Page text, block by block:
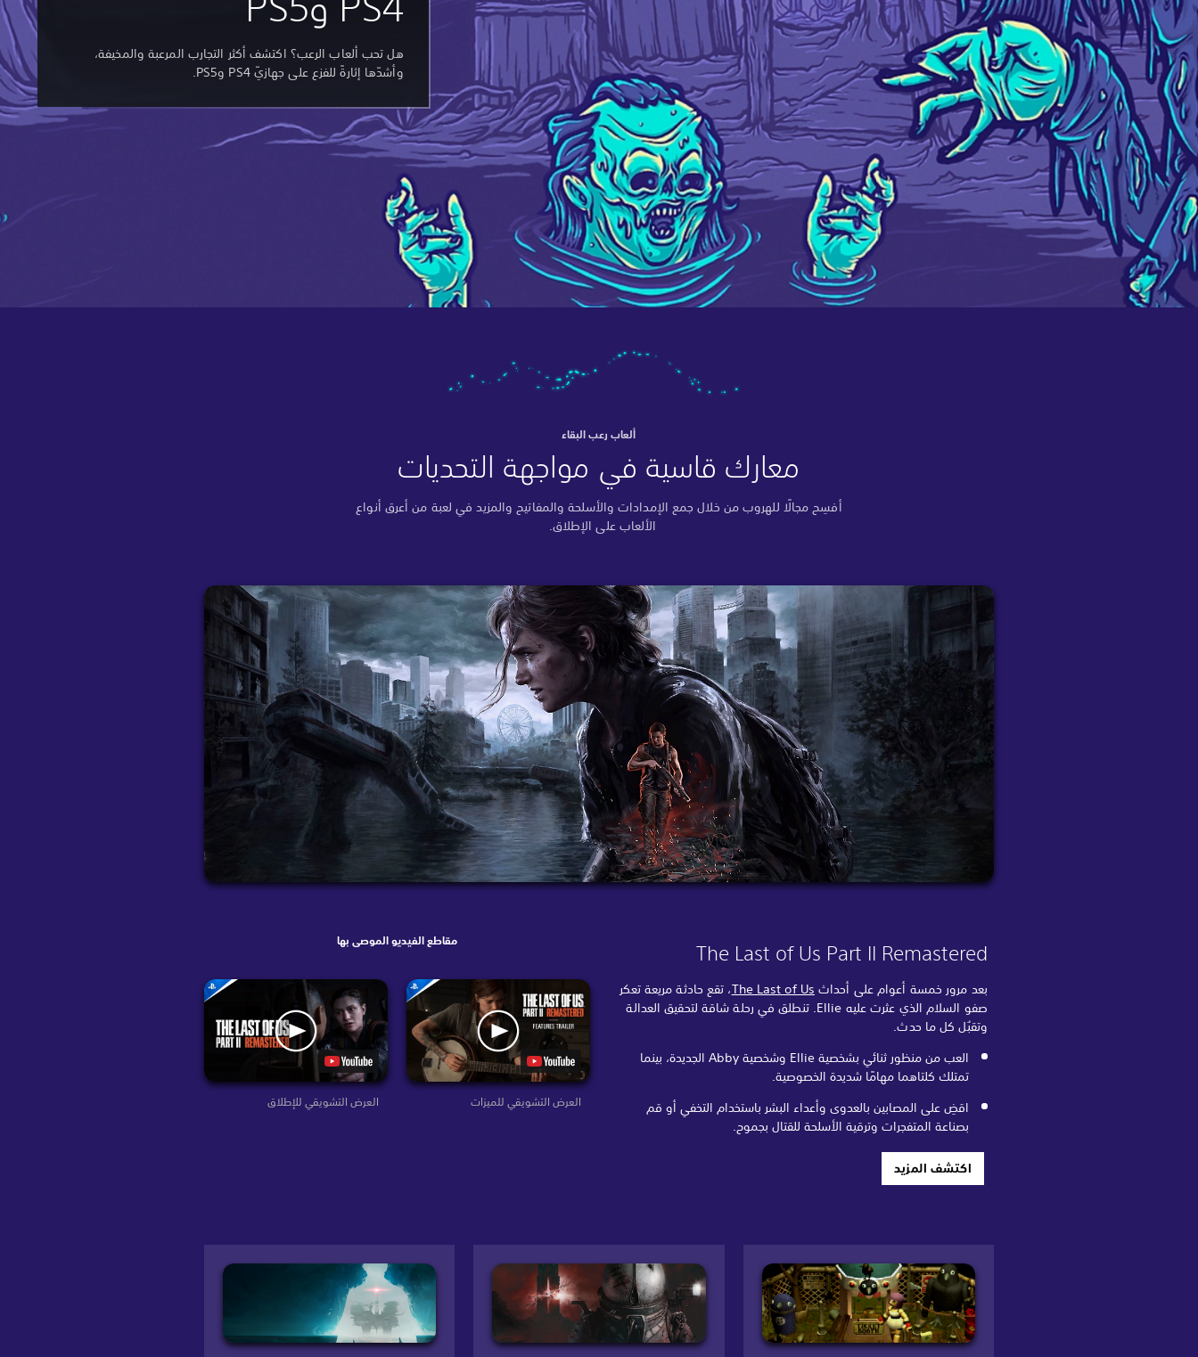
هل تحب ألعاب الرعب؟ اكتشف أكثر التجارب المرعبة والمخيفة،
وأشدّها إثارةً للفزع على جهازيّ PS4 وPS5.
ألعاب رعب البقاء
معارك قاسية في مواجهة التحديات
أفسِح مجالًا للهروب من خلال جمع الإمدادات والأسلحة والمفاتيح والمزيد في لعبة من أعرق أنواع
الألعاب على الإطلاق.
مقاطع الفيديو الموصى بها
العرض التشويقي للإطلاق العرض التشويقي للميزات
The Last of Us Part II Remastered
بعد مرور خمسة أعوام على أحداث The Last of Us، تقع حادثة مريعة تعكر
صفو السلام الذي عثرت عليه Ellie. تنطلق في رحلة شاقة لتحقيق العدالة
وتقبُل كل ما حدث.
العب من منظور ثنائي بشخصية Ellie وشخصية Abby الجديدة، بينما
تمتلك كلتاهما مهامًا شديدة الخصوصية.
اقضِ على المصابين بالعدوى وأعداء البشر باستخدام التخفي أو قم
بصناعة المتفجرات وترقية الأسلحة للقتال بجموح.
اكتشف المزيد